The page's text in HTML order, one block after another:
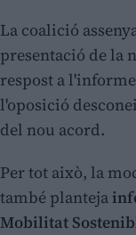
La coalició
presentació de la
respost a
l'oposició
del nou acord.
Per tot això, la
també planteja
Mobilitat